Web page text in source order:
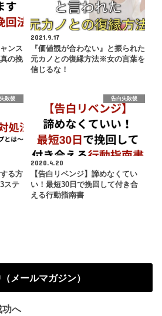
ンス
の挽
2021.9.17
『価値観が合わない』と振られた
元カノとの復縁方法※女の言葉を
信じるな！
敗後
る方
ステ
告白失敗後
2020.4.20
【告白リベンジ】諦めなくてい
い！最短30日で挽回して付き合
える行動指南書
メールマガジン）
功へ